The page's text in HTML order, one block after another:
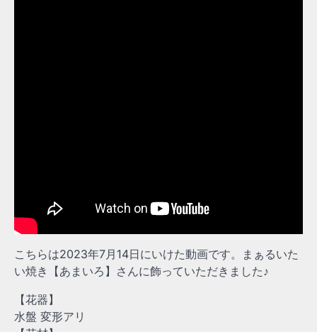
こちらは2023年7月14日にいけた動画です。まぁるいた
い焼き【あまいろ】さんに飾っていただきました♪
【花器】
水盤 変形アリ